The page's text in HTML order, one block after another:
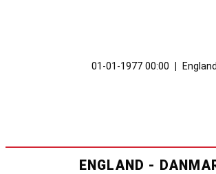
01-01-1977 00:00 England
ENGLAND -